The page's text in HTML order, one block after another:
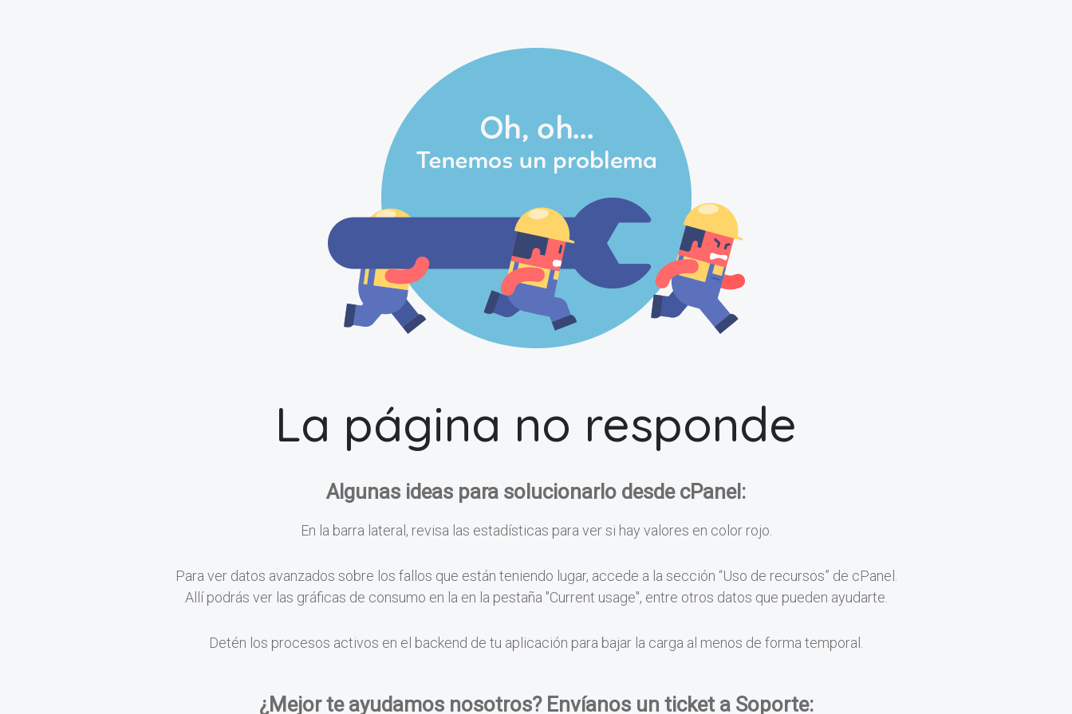
La página no responde
Algunas ideas para solucionarlo desde cPanel:
En la barra lateral, revisa las estadísticas para ver si hay valores en color rojo.
Para ver datos avanzados sobre los fallos que están teniendo lugar, accede a la sección “Uso de recursos” de cPanel.
Allí podrás ver las gráficas de consumo en la en la pestaña "Current usage", entre otros datos que pueden ayudarte.
Detén los procesos activos en el backend de tu aplicación para bajar la carga al menos de forma temporal.
¿Mejor te ayudamos nosotros? Envíanos un ticket a Soporte: